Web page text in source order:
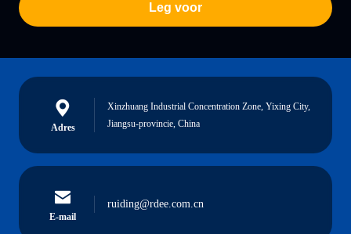
Leg voor
Adres
Xinzhuang Industrial Concentration Zone, Yixing City,
Jiangsu-provincie, China
E-mail
ruiding@rdee.com.cn